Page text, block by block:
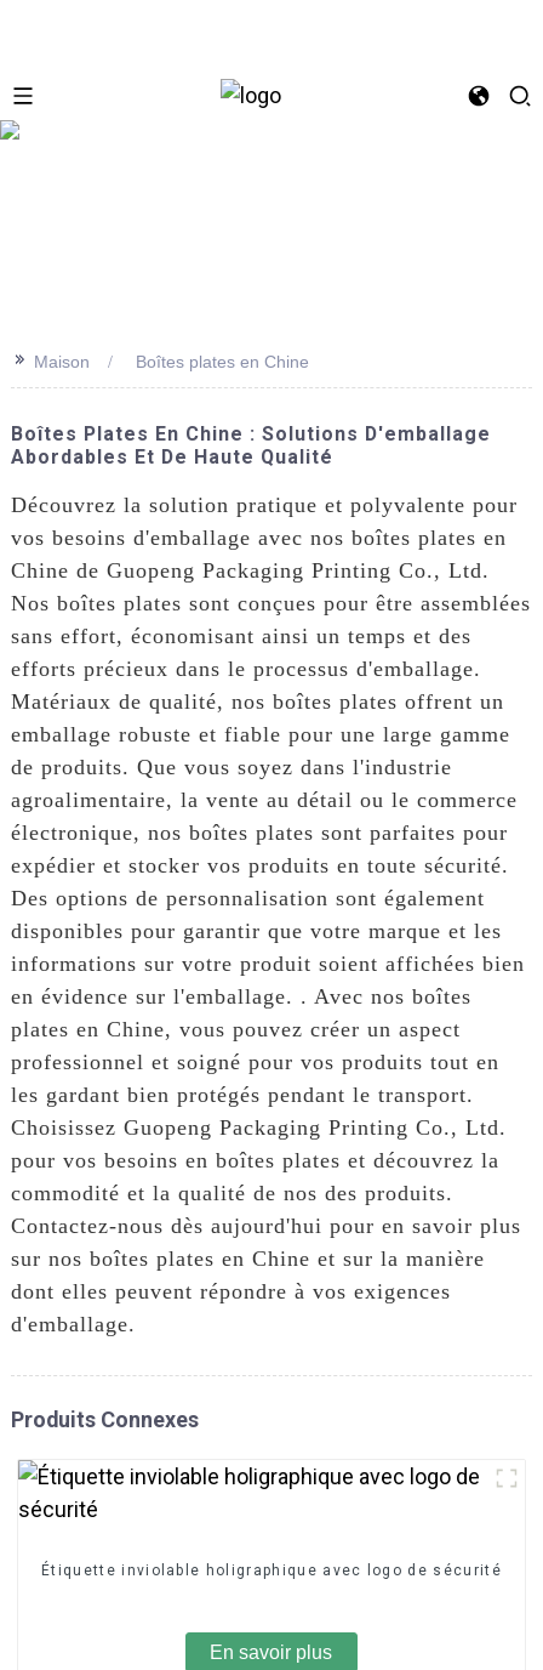
>> Maison Boîtes plates en Chine
Boîtes Plates En Chine : Solutions D'emballage
Abordables Et De Haute Qualité
Découvrez la solution pratique et polyvalente pour
vos besoins d'emballage avec nos boîtes plates en
Chine de Guopeng Packaging Printing Co., Ltd.
Nos boîtes plates sont conçues pour être assemblées
sans effort, économisant ainsi un temps et des
efforts précieux dans le processus d'emballage.
Matériaux de qualité, nos boîtes plates offrent un
emballage robuste et fiable pour une large gamme
de produits. Que vous soyez dans l'industrie
agroalimentaire, la vente au détail ou le commerce
électronique, nos boîtes plates sont parfaites pour
expédier et stocker vos produits en toute sécurité.
Des options de personnalisation sont également
disponibles pour garantir que votre marque et les
informations sur votre produit soient affichées bien
en évidence sur l'emballage. . Avec nos boîtes
plates en Chine, vous pouvez créer un aspect
professionnel et soigné pour vos produits tout en
les gardant bien protégés pendant le transport.
Choisissez Guopeng Packaging Printing Co., Ltd.
pour vos besoins en boîtes plates et découvrez la
commodité et la qualité de nos des produits.
Contactez-nous dès aujourd'hui pour en savoir plus
sur nos boîtes plates en Chine et sur la manière
dont elles peuvent répondre à vos exigences
d'emballage.
Produits Connexes
Étiquette inviolable holigraphique avec logo de sécurité
En savoir plus